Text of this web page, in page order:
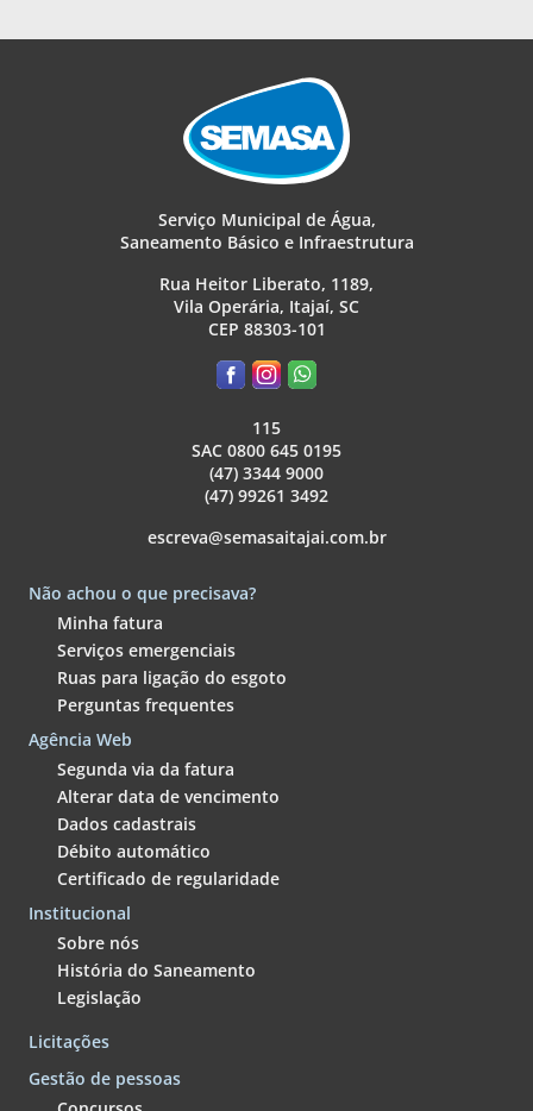
Serviço Municipal de Água,
Saneamento Básico e Infraestrutura
Rua Heitor Liberato, 1189,
Vila Operária, Itajaí, SC
CEP 88303-101
115
SAC 0800 645 0195
(47) 3344 9000
(47) 99261 3492
escreva@semasaitajai.com.br
Não achou o que precisava?
Minha fatura
Serviços emergenciais
Ruas para ligação do esgoto
Perguntas frequentes
Agência Web
Segunda via da fatura
Alterar data de vencimento
Dados cadastrais
Débito automático
Certificado de regularidade
Institucional
Sobre nós
História do Saneamento
Legislação
Licitações
Gestão de pessoas